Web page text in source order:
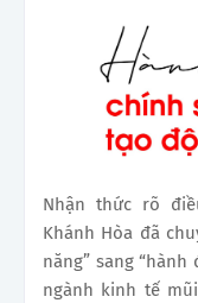
Nhận thức rõ
Khánh Hòa đã
năng” sang
ngành kinh tế